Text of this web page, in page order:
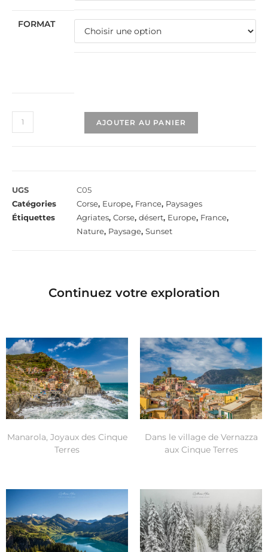
FORMAT
AJOUTER AU PANIER
UGS
C05
Catégories
Corse, Europe, France, Paysages
Étiquettes
Agriates, Corse, désert, Europe, France,
Nature, Paysage, Sunset
Continuez votre exploration
Manarola, Joyaux des Cinque
Terres
Dans le village de Vernazza
aux Cinque Terres